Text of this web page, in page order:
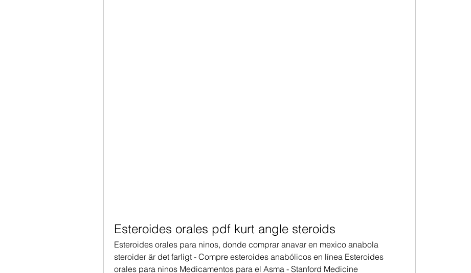
Esteroides orales pdf kurt angle steroids
Esteroides orales para ninos, donde comprar anavar en mexico anabola
steroider är det farligt - Compre esteroides anabólicos en línea Esteroides
orales para ninos Medicamentos para el Asma - Stanford Medicine